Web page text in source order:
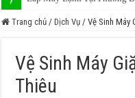
Trang chủ / Dịch Vụ / Vệ Sinh Máy
Vệ Sinh Máy
Thiêu